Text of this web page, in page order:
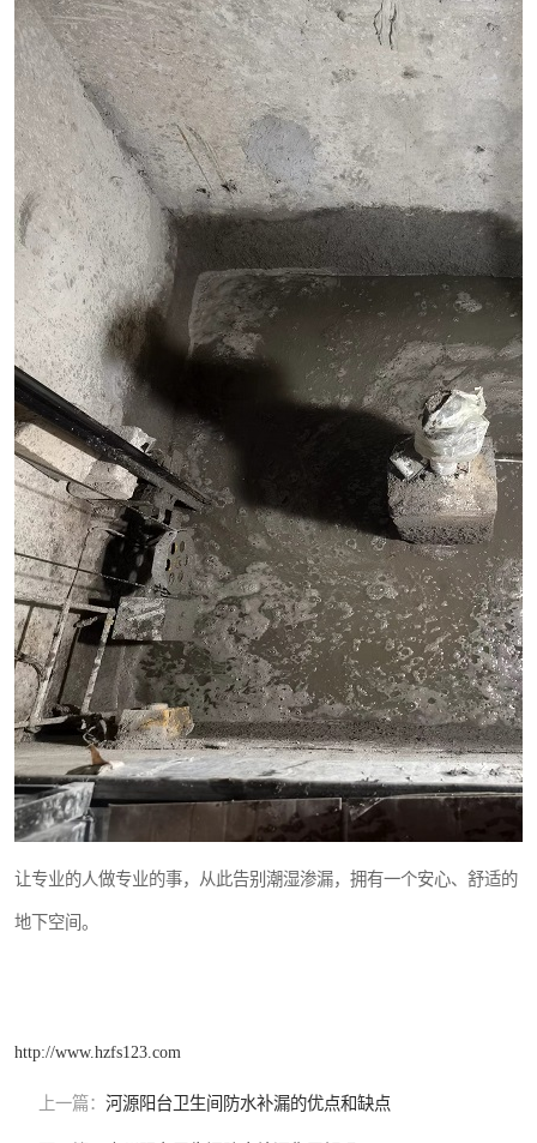
让专业的人做专业的事，从此告别潮湿渗漏，拥有一个安心、舒适的
地下空间。
http://www.hzfs123.com
上一篇： 河源阳台卫生间防水补漏的优点和缺点